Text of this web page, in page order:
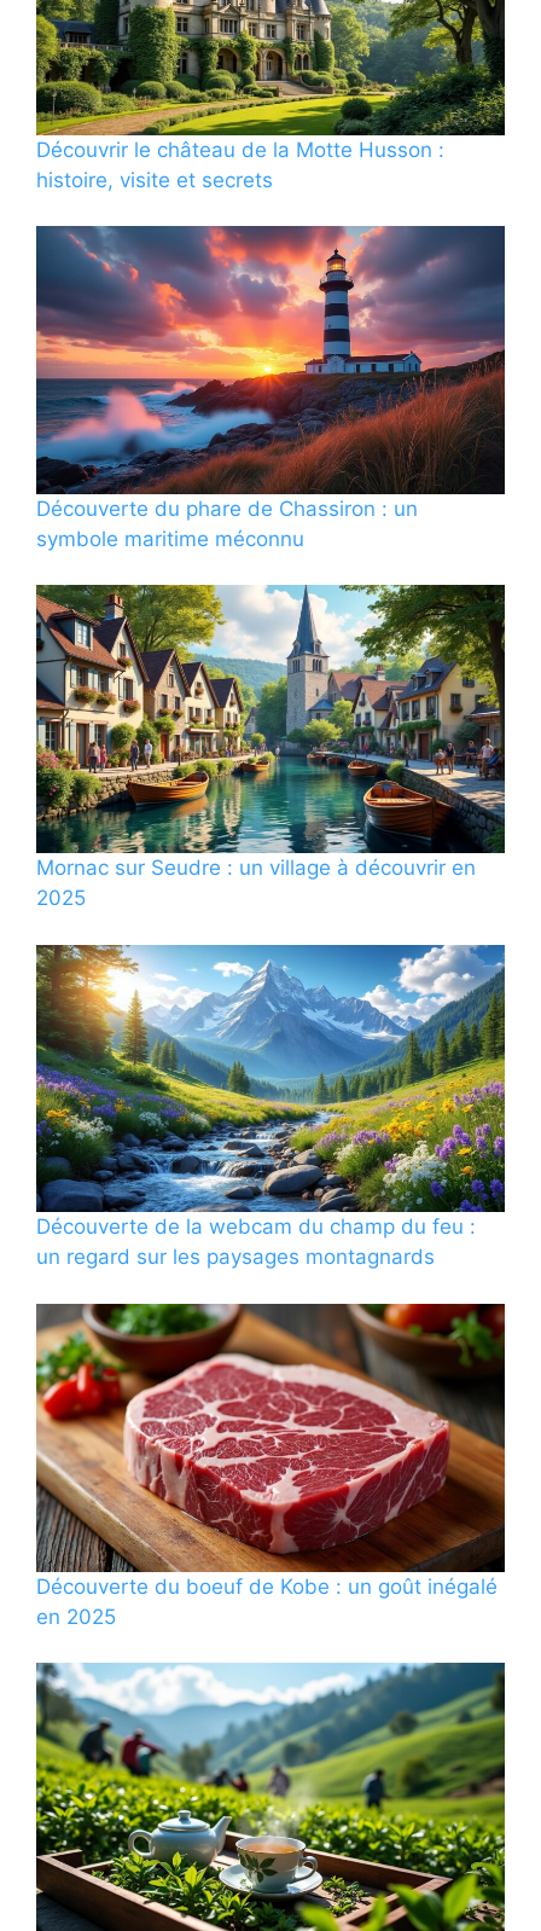
Découvrir le château de la Motte Husson :
histoire, visite et secrets
Découverte du phare de Chassiron : un
symbole maritime méconnu
Mornac sur Seudre : un village à découvrir en
2025
Découverte de la webcam du champ du feu :
un regard sur les paysages montagnards
Découverte du boeuf de Kobe : un goût inégalé
en 2025